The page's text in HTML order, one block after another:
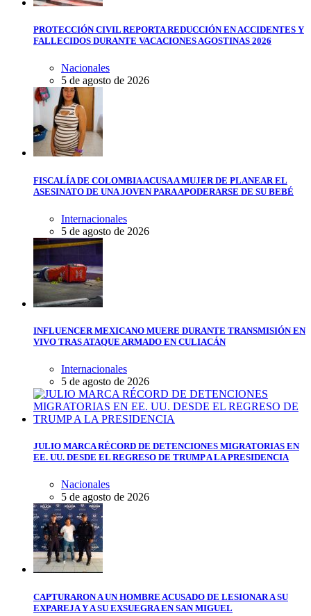
PROTECCIÓN CIVIL REPORTA REDUCCIÓN EN ACCIDENTES Y
FALLECIDOS DURANTE VACACIONES AGOSTINAS 2026
Nacionales
5 de agosto de 2026
FISCALÍA DE COLOMBIA ACUSA A MUJER DE PLANEAR EL
ASESINATO DE UNA JOVEN PARA APODERARSE DE SU BEBÉ
Internacionales
5 de agosto de 2026
INFLUENCER MEXICANO MUERE DURANTE TRANSMISIÓN EN
VIVO TRAS ATAQUE ARMADO EN CULIACÁN
Internacionales
5 de agosto de 2026
JULIO MARCA RÉCORD DE DETENCIONES MIGRATORIAS EN
EE. UU. DESDE EL REGRESO DE TRUMP A LA PRESIDENCIA
Nacionales
5 de agosto de 2026
CAPTURARON A UN HOMBRE ACUSADO DE LESIONAR A SU
EXPAREJA Y A SU EXSUEGRA EN SAN MIGUEL